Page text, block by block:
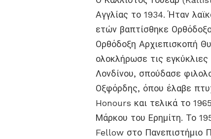
Αγγλίας το 1934. Ήταν
ετών βαπτίσθηκε
Ορθόδοξη Αρχιεπισκοπή
ολοκλήρωσε τις
Λονδίνου, σπούδασε
Οξφόρδης, όπου έλαβε
Honours και τελικά το
Μάρκου του Ερημίτη. Το
Fellow στο Πανεπιστήμιο